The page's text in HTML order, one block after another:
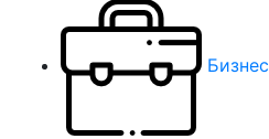
Бизнес